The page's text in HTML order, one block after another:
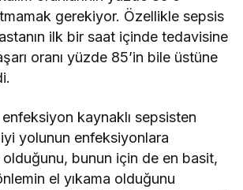
gerekiyor. Özellikle sepsis
ilk bir saat içinde tedavisine
oranı yüzde 85’in bile üstüne
kaynaklı sepsisten
yolunun enfeksiyonlara
bunun için de en basit,
el yıkama olduğunu